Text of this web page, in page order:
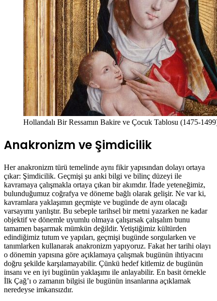
Hollandalı Bir Ressamın Bakire ve Çocuk Tablosu (1475-
Anakronizm ve Şimdicilik
Her anakronizm türü temelinde aynı fikir yapısından dolayı ortaya
çıkar: Şimdicilik. Geçmişi şu anki bilgi ve bilinç düzeyi ile
kavramaya çalışmakla ortaya çıkan bir akımdır. İfade yeteneğimiz,
bulunduğumuz coğrafya ve döneme bağlı olarak gelişir. Ne var ki,
kavramlara yaklaşımın geçmişte ve bugünde de aynı olacağı
varsayımı yanlıştır. Bu sebeple tarihsel bir metni yazarken ne kadar
objektif ve dönemle uyumlu olmaya çalışırsak çalışalım bunu
tamamen başarmak mümkün değildir. Yetiştiğimiz kültürden
edindiğimiz tutum ve yapıları, geçmişi bugünde sorgularken ve
tanımlarken kullanarak anakronizm yapıyoruz. Fakat her tarihi olayı
o dönemin yapısına göre açıklamaya çalışmak bugünün ihtiyacını
doğru şekilde karşılamayabilir. Çünkü hedef kitlemiz de bugünün
insanı ve en iyi bugünün yaklaşımı ile anlayabilir. En basit örnekle
İlk Çağ’ı o zamanın bilgisi ile bugünün insanlarına açıklamak
neredeyse imkansızdır.